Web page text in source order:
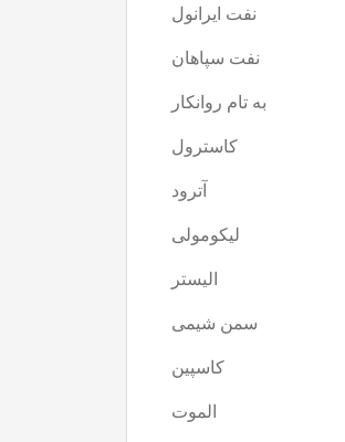
نفت ایرانول
نفت سپاهان
به تام روانکار
کاسترول
آترود
لیکومولی
الیستر
سمن شیمی
کاسپین
الموت